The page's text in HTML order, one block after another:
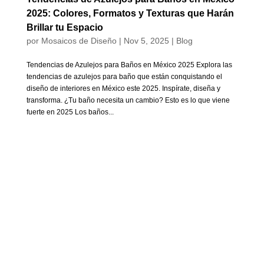
2025: Colores, Formatos y Texturas que Harán
Brillar tu Espacio
por Mosaicos de Diseño| Nov 5, 2025 | Blog
Tendencias de Azulejos para Baños en México 2025 Explora las
tendencias de azulejos para baño que están conquistando el
diseño de interiores en México este 2025. Inspírate, diseña y
transforma. ¿Tu baño necesita un cambio? Esto es lo que viene
fuerte en 2025 Los baños...